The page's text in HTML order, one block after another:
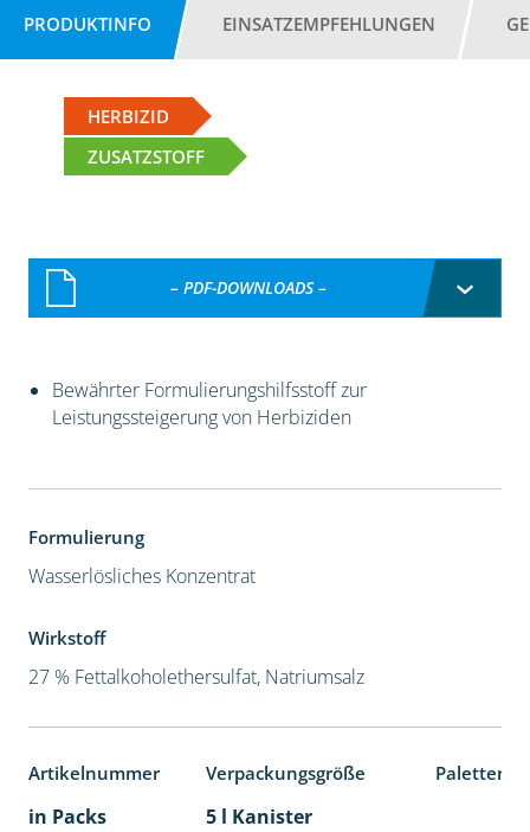
PRODUKTINFO EINSATZEMPFEHLUNGEN
HERBIZID
ZUSATZSTOFF
– PDF-DOWNLOADS –
Bewährter Formulierungshilfsstoff zur
Leistungssteigerung von Herbiziden
Formulierung
Wasserlösliches Konzentrat
Wirkstoff
27 % Fettalkoholethersulfat, Natriumsalz
Artikelnummer Verpackungsgröße
in Packs 5 l Kanister